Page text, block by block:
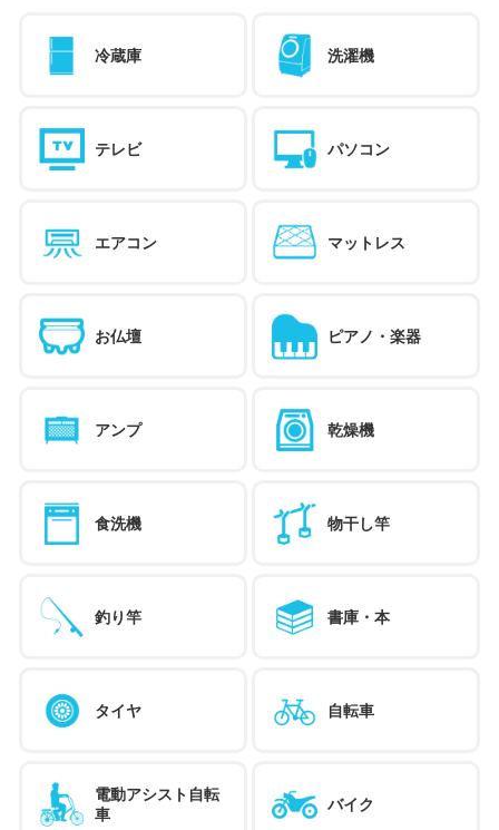
冷蔵庫 洗濯機
テレビ パソコン
エアコン マットレス
お仏壇 ピアノ・楽器
アンプ 乾燥機
食洗機 物干し竿
釣り竿 書庫・本
タイヤ 自転車
電動アシスト自転
車
バイク